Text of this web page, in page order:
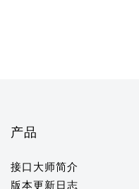
产品
接口大师简介
版本更新日志